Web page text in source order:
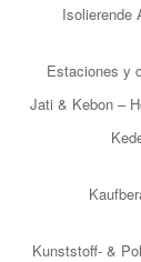
Isolierende
Estaciones y
Jati & Kebon –
Kunststoff- &